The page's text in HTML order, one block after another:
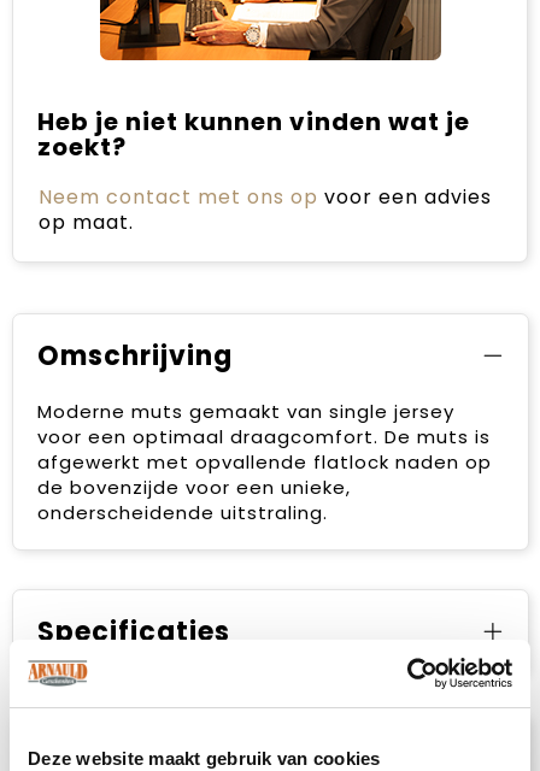
Deze website maakt gebruik van cookies
Heb je niet kunnen vinden wat je
zoekt?
Neem contact met ons op voor een advies
op maat.
Omschrijving
Moderne muts gemaakt van single jersey
voor een optimaal draagcomfort. De muts is
afgewerkt met opvallende flatlock naden op
de bovenzijde voor een unieke,
onderscheidende uitstraling.
Specificaties
Prijsspecificaties